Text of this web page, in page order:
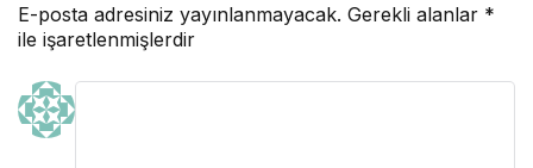
E-posta adresiniz yayınlanmayacak. Gerekli alanlar *
ile işaretlenmişlerdir